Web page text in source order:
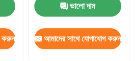
করুন
ভালো দাম
আমাদের সাথে যোগাযোগ করুন